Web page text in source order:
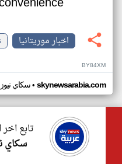
اخبار موريتانيا
BY84XM
سكاي• skynewsarabia.com
تابع
سكاي